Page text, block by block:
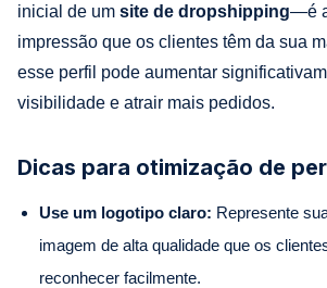
inicial de um site de dropshipping—é
impressão que os clientes têm da sua
esse perfil pode aumentar
visibilidade e atrair mais pedidos.
Dicas para otimização de
Use um logotipo claro: Represente
imagem de alta qualidade que os
reconhecer facilmente.